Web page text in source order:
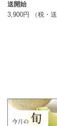
送開始
3,900円 （税・送